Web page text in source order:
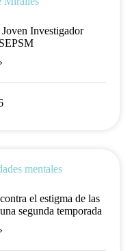
Investigador
el estigma de las
segunda temporada